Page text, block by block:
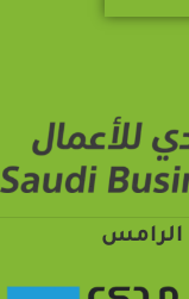
الرامس